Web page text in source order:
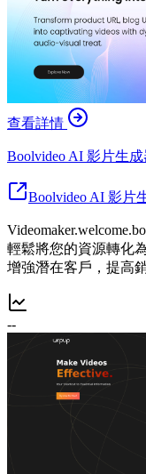
查看詳情
Boolvideo AI 影片生
Boolvideo AI 影片
輕鬆將您的資源轉化
增強潛在客戶，提高
--